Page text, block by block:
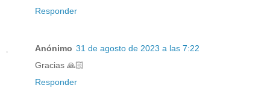
Responder
Anónimo 31 de agosto de 2023 a las 7:22
Gracias 🙏🏻
Responder